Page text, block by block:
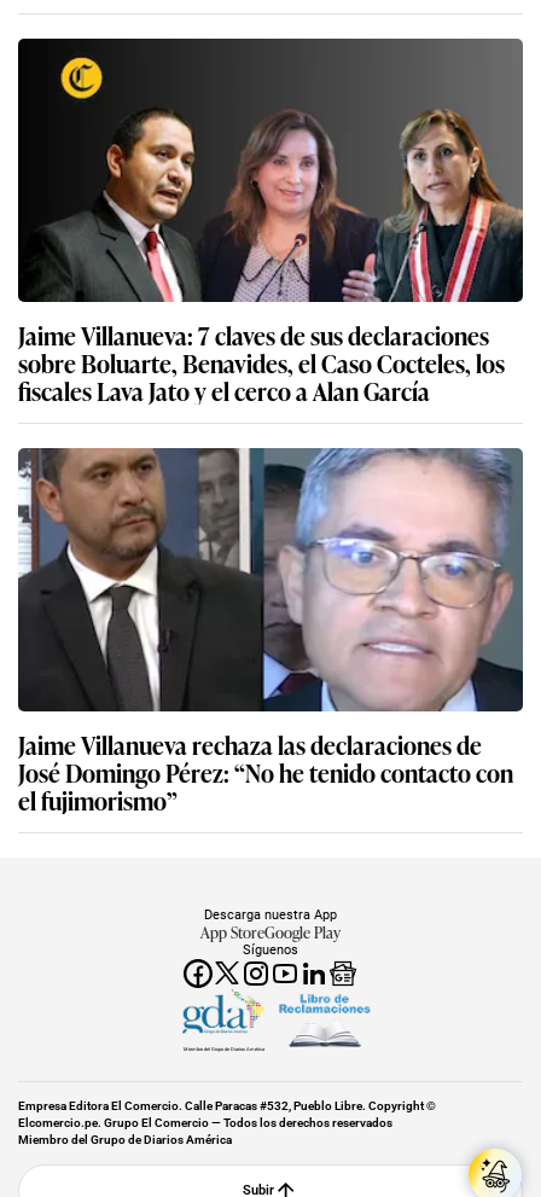
Jaime Villanueva: 7 claves de sus declaraciones
sobre Boluarte, Benavides, el Caso Cocteles, los
fiscales Lava Jato y el cerco a Alan García
Jaime Villanueva rechaza las declaraciones de
José Domingo Pérez: “No he tenido contacto con
el fujimorismo”
Síguenos
Descarga nuestra App
App StoreGoogle Play
Miembro del Grupo de Diarios América
Empresa Editora El Comercio. Calle Paracas #532, Pueblo Libre. Copyright ©
Elcomercio.pe. Grupo El Comercio — Todos los derechos reservados
Miembro del Grupo de Diarios América
Subir